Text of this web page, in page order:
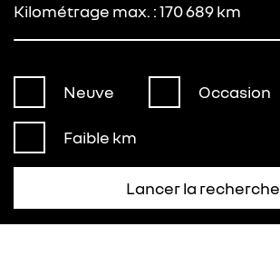
Kilométrage max. :170 689km
Neuve Occasion
Faible km
Lancer la recherche